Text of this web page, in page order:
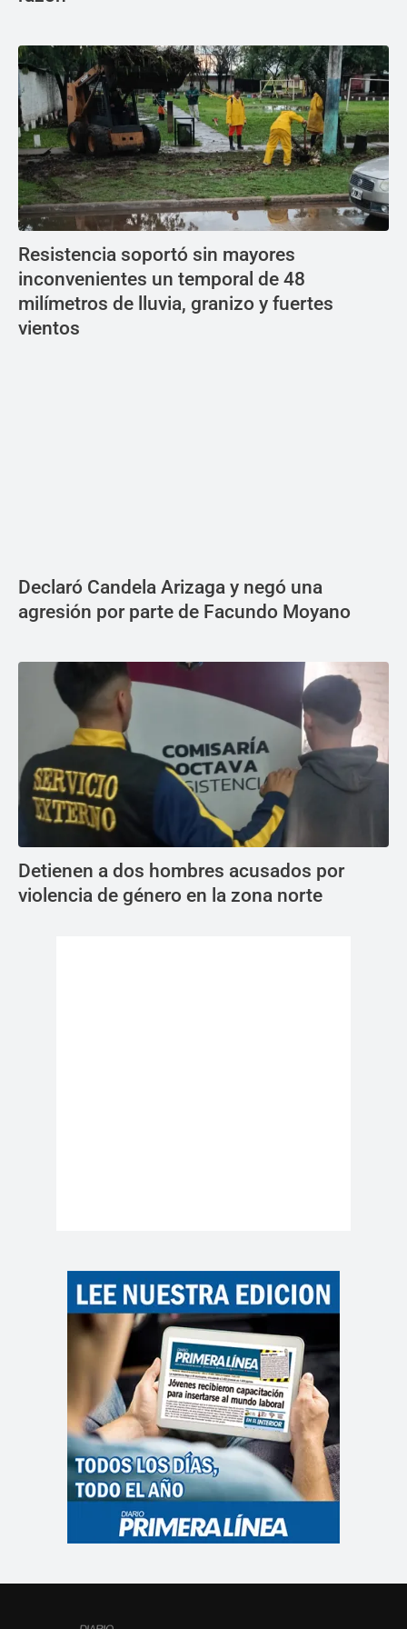
Resistencia soportó sin mayores
inconvenientes un temporal de 48
milímetros de lluvia, granizo y fuertes
vientos
Declaró Candela Arizaga y negó una
agresión por parte de Facundo Moyano
Detienen a dos hombres acusados por
violencia de género en la zona norte